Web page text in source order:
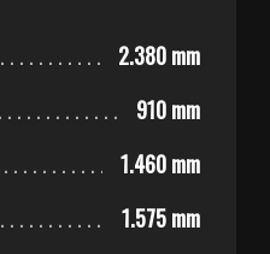
2.380 mm
910 mm
1.460 mm
1.575 mm